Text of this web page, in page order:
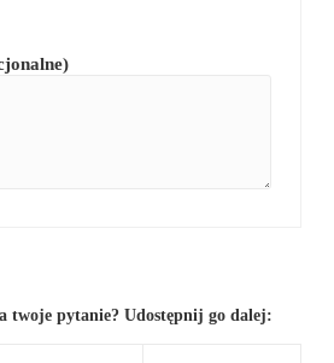
twoje pytanie? Udostępnij go dalej: